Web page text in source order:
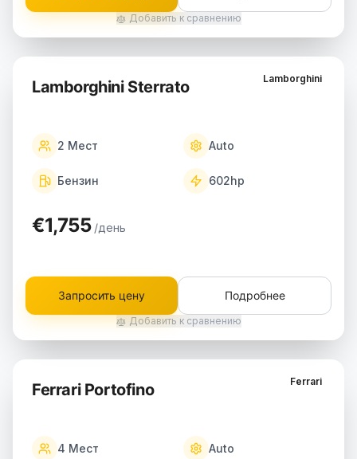
Добавить к сравнению
Lamborghini
Lamborghini Sterrato
2 Мест Auto
Бензин 602hp
€1,755 /день
Запросить цену Подробнее
Добавить к сравнению
Ferrari
Ferrari Portofino
4 Мест Auto